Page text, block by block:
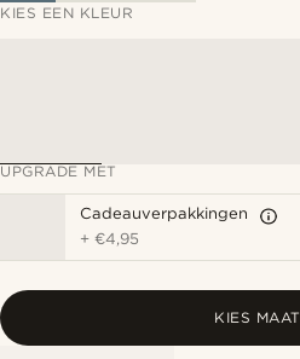
KIES EEN KLEUR
UPGRADE MET
Cadeauverpakkingen
+€4,95
KIES MAAT